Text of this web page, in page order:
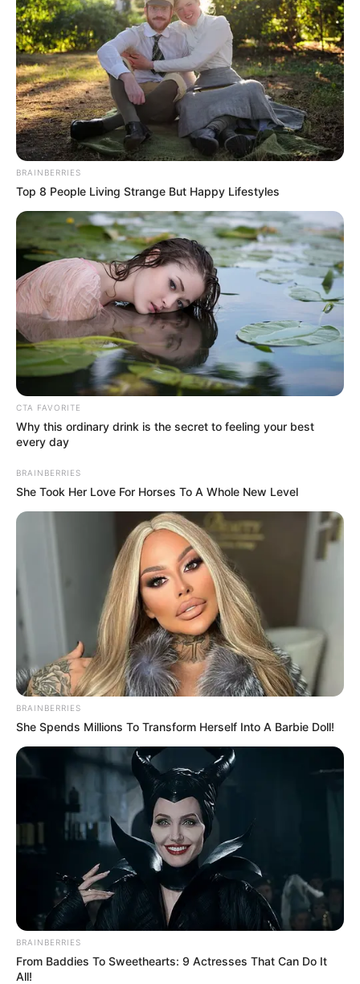
dentro de su vehículo en el barrio Jordán de Ibagué
Autoridades destacan la rápida reacción y
llaman a denunciar
El subcomandante de la Estación Sur de Policía,capitán
Daniel Alexander Enciso Morales, resaltó la efectividad
del procedimiento y agradeció el papel de la comunidad:
“Gracias a la información oportuna de las víctimas y la
reacción de nuestros uniformados, se logró evitar que
estos sujetos escaparan. Reiteramos el llamado a seguir
denunciando cualquier hecho delictivo que afecte la
convivencia en la ciudad”.
La ofensiva contra el hurtocontinúa en Ibagué, con
operativos diarios en los sectores más afectados por este
flagelo.
Alerta Tolimate mantiene informado,
tus comentarios, denuncias, historias
son importantes para nosotros,
conviértete en nuestros ojos donde la
noticia se esté desarrollando,
escríbenos al WhatsApp a través de
¿Quieres mantenerte informado?
Agrégate a nuestroGrupo de Noticias
haciendo clic aquí
COMPARTIR
ALERTA BOGOTÁ EN GOOGLE NEWS
TEMAS RELACIONADOS
IBAGUÉ HURTO
POLICÍA METROPOLITANA
JUDICIAL
MANTÉNGASE EN ALERTA
interesan. Para estar bien informado, por
BRAINBERRIES
Top 8 People Living Strange But Happy Lifestyles
CTA FAVORITE
Why this ordinary drink is the secret to feeling your best
every day
BRAINBERRIES
She Took Her Love For Horses To A Whole New Level
BRAINBERRIES
She Spends Millions To Transform Herself Into A Barbie Doll!
BRAINBERRIES
From Baddies To Sweethearts: 9 Actresses That Can Do It
All!